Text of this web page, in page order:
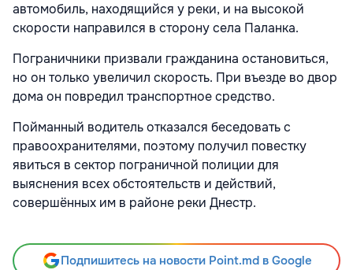
автомобиль, находящийся у реки, и на высокой
скорости направился в сторону села Паланка.
Пограничники призвали гражданина остановиться,
но он только увеличил скорость. При въезде во двор
дома он повредил транспортное средство.
Пойманный водитель отказался беседовать с
правоохранителями, поэтому получил повестку
явиться в сектор пограничной полиции для
выяснения всех обстоятельств и действий,
совершённых им в районе реки Днестр.
Подпишитесь на новости Point.md в Google